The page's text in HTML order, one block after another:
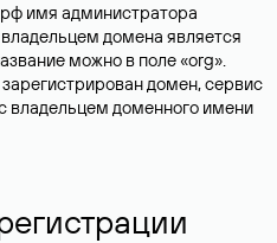
имя администратора
домена является
можно в поле «org».
домен, сервис
владельцем доменного имени